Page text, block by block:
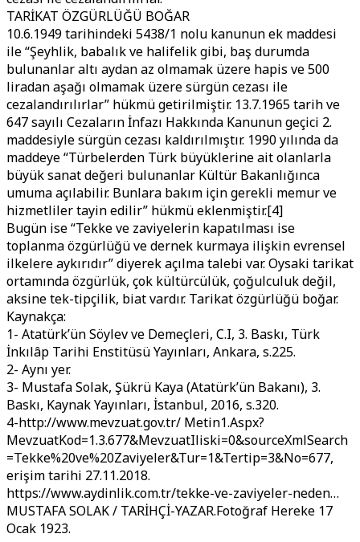
TARİKAT ÖZGÜRLÜĞÜ BOĞAR
10.6.1949 tarihindeki 5438/1 nolu kanunun ek maddesi
ile “Şeyhlik, babalık ve halifelik gibi, baş durumda
bulunanlar altı aydan az olmamak üzere hapis ve 500
liradan aşağı olmamak üzere sürgün cezası ile
cezalandırılırlar” hükmü getirilmiştir. 13.7.1965 tarih ve
647 sayılı Cezaların İnfazı Hakkında Kanunun geçici 2.
maddesiyle sürgün cezası kaldırılmıştır. 1990 yılında da
maddeye “Türbelerden Türk büyüklerine ait olanlarla
büyük sanat değeri bulunanlar Kültür Bakanlığınca
umuma açılabilir. Bunlara bakım için gerekli memur ve
hizmetliler tayin edilir” hükmü eklenmiştir.[4]
Bugün ise “Tekke ve zaviyelerin kapatılması ise
toplanma özgürlüğü ve dernek kurmaya ilişkin evrensel
ilkelere aykırıdır” diyerek açılma talebi var. Oysaki tarikat
ortamında özgürlük, çok kültürcülük, çoğulculuk değil,
aksine tek-tipçilik, biat vardır. Tarikat özgürlüğü boğar.
Kaynakça:
1- Atatürk’ün Söylev ve Demeçleri, C.I, 3. Baskı, Türk
İnkılâp Tarihi Enstitüsü Yayınları, Ankara, s.225.
2- Aynı yer.
3- Mustafa Solak, Şükrü Kaya (Atatürk’ün Bakanı), 3.
Baskı, Kaynak Yayınları, İstanbul, 2016, s.320.
4-http://www.mevzuat.gov.tr/ Metin1.Aspx?
MevzuatKod=1.3.677&MevzuatIliski=0&sourceXmlSearch
=Tekke%20ve%20Zaviyeler&Tur=1&Tertip=3&No=677,
erişim tarihi 27.11.2018.
https://www.aydinlik.com.tr/tekke-ve-zaviyeler-neden…
MUSTAFA SOLAK / TARİHÇİ-YAZAR.Fotoğraf Hereke 17
Ocak 1923.